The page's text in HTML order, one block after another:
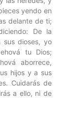
yendo en
delante de ti;
De la
sus dioses, yo
tu Dios;
aborrece,
hijos y a sus
Cuidarás de
a ello, ni de